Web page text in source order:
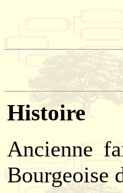
Histoire
Ancienne
Bourgeoise